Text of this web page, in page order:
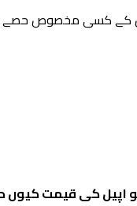
کے کسی مخصوص حصے
اپیل کی قیمت کیوں